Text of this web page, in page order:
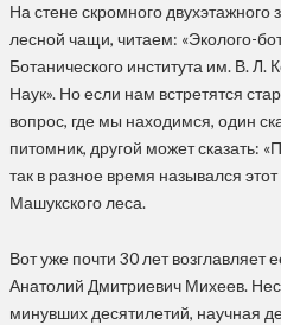
На стене скромного
лесной чащи, читаем: «Эколого-
Ботанического института им. В.
Наук». Но если нам встретятся
вопрос, где мы находимся, один
питомник, другой может сказать:
так в разное время назывался
Машукского леса.
Вот уже почти 30 лет возглавляет
Анатолий Дмитриевич Михеев.
минувших десятилетий, научная